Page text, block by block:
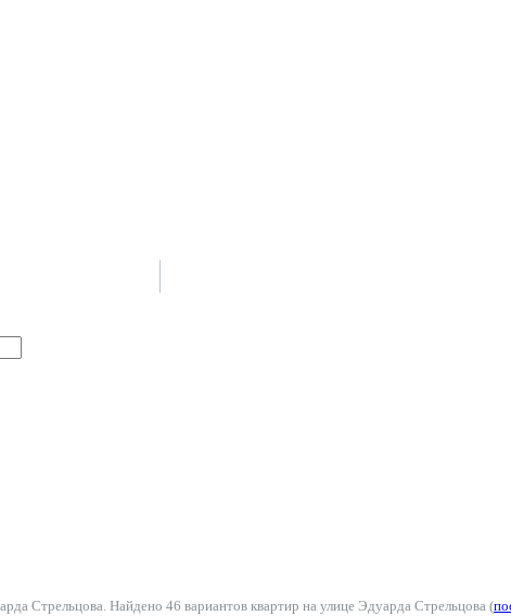
Стрельцова. Найдено 46 вариантов квартир на улице Эдуарда Стрельцова (